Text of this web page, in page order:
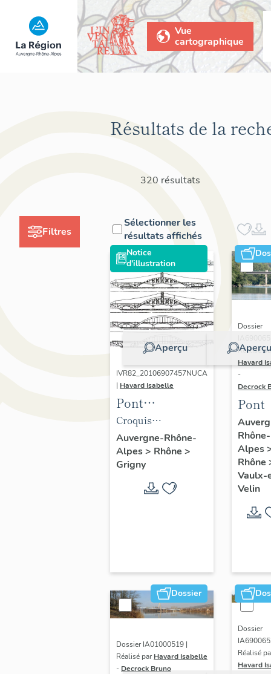
Vue
cartographique
Filtres
Résultats de la
320 résultats
Sélectionner les
résultats affichés
Notice
d'illustration
Aperçu
IVR82_20106907457NUCA
| Havard Isabelle
Pont
ferroviaire dit
viaduc de la
Méditerranée,
ou dit viaduc
d'Arboras, ou
Croquis
schématiques des
principales étapes
de la construction
(extr. de :
Picard, 1995, p. 163)
Auvergne-Rhône-
Alpes> Rhône >
Grigny
Aperçu
Dossier
Réalisé
Havard
-
Decrock
Pont
Rhône-
Alpes
Rhône
Vaulx-
Velin
Dossier
Dossier IA01000519 |
Réalisé par Havard Isabelle
- Decrock Bruno
Dossier
Réalisé
Havard